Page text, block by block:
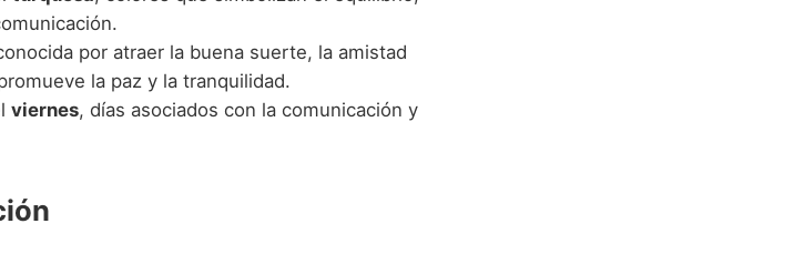
por atraer la buena suerte, la amistad
la paz y la tranquilidad.
viernes, días asociados con la comunicación y